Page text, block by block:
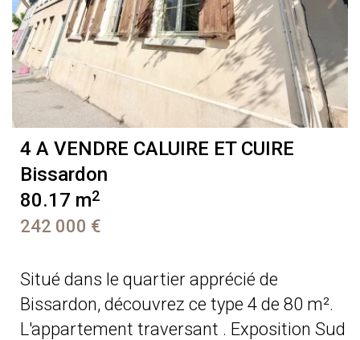
4 A VENDRE CALUIRE ET CUIRE
Bissardon
80.17 m2
242 000 €
Situé dans le quartier apprécié de
Bissardon, découvrez ce type 4 de 80 m².
L'appartement traversant . Exposition Sud